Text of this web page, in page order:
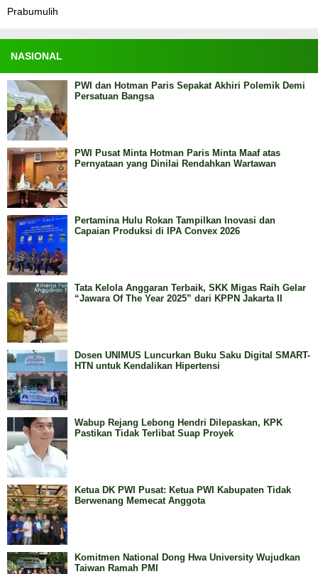
Prabumulih
NASIONAL
PWI dan Hotman Paris Sepakat Akhiri Polemik Demi
Persatuan Bangsa
PWI Pusat Minta Hotman Paris Minta Maaf atas
Pernyataan yang Dinilai Rendahkan Wartawan
Pertamina Hulu Rokan Tampilkan Inovasi dan
Capaian Produksi di IPA Convex 2026
Tata Kelola Anggaran Terbaik, SKK Migas Raih Gelar
“Jawara Of The Year 2025” dari KPPN Jakarta II
Dosen UNIMUS Luncurkan Buku Saku Digital SMART-
HTN untuk Kendalikan Hipertensi
Wabup Rejang Lebong Hendri Dilepaskan, KPK
Pastikan Tidak Terlibat Suap Proyek
Ketua DK PWI Pusat: Ketua PWI Kabupaten Tidak
Berwenang Memecat Anggota
Komitmen National Dong Hwa University Wujudkan
Taiwan Ramah PMI